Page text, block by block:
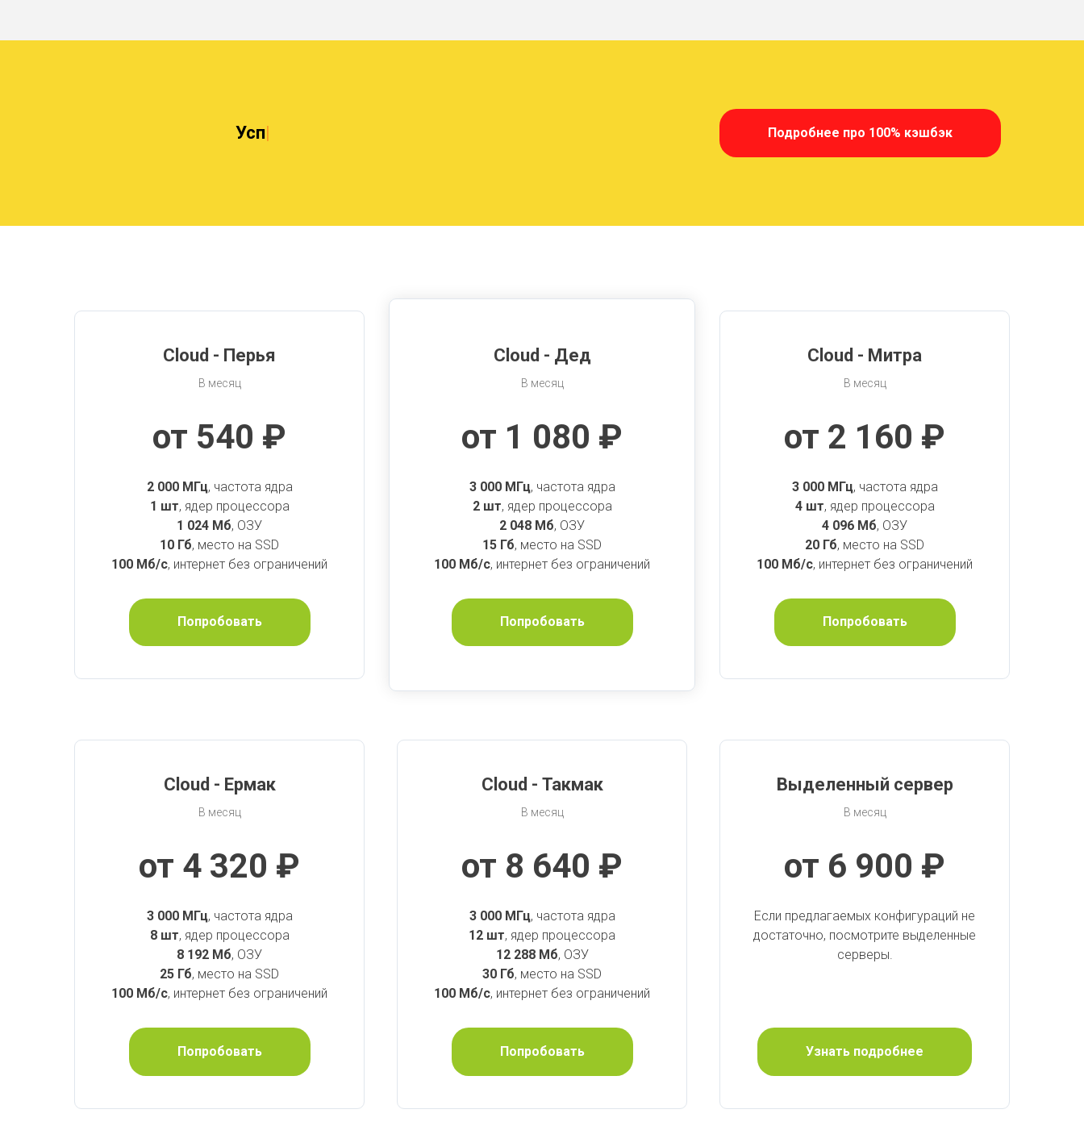
Регистрируйся Подробнее про 100% кэшбэк
Cloud - Перья
В месяц
от 540 ₽
2 000 МГц, частота ядра
1 шт, ядер процессора
1 024 Мб, ОЗУ
10 Гб, место на SSD
100 Мб/с, интернет без ограничений
Попробовать
Cloud - Дед
В месяц
от 1 080 ₽
3 000 МГц, частота ядра
2 шт, ядер процессора
2 048 Мб, ОЗУ
15 Гб, место на SSD
100 Мб/с, интернет без ограничений
Попробовать
Cloud - Митра
В месяц
от 2 160 ₽
3 000 МГц, частота ядра
4 шт, ядер процессора
4 096 Мб, ОЗУ
20 Гб, место на SSD
100 Мб/с, интернет без ограничений
Попробовать
Cloud - Ермак
В месяц
от 4 320 ₽
3 000 МГц, частота ядра
8 шт, ядер процессора
8 192 Мб, ОЗУ
25 Гб, место на SSD
100 Мб/с, интернет без ограничений
Попробовать
Cloud - Такмак
В месяц
от 8 640 ₽
3 000 МГц, частота ядра
12 шт, ядер процессора
12 288 Мб, ОЗУ
30 Гб, место на SSD
100 Мб/с, интернет без ограничений
Попробовать
Выделенный сервер
В месяц
от 6 900 ₽
Если предлагаемых конфигураций не
достаточно, посмотрите выделенные
серверы.
Узнать подробнее